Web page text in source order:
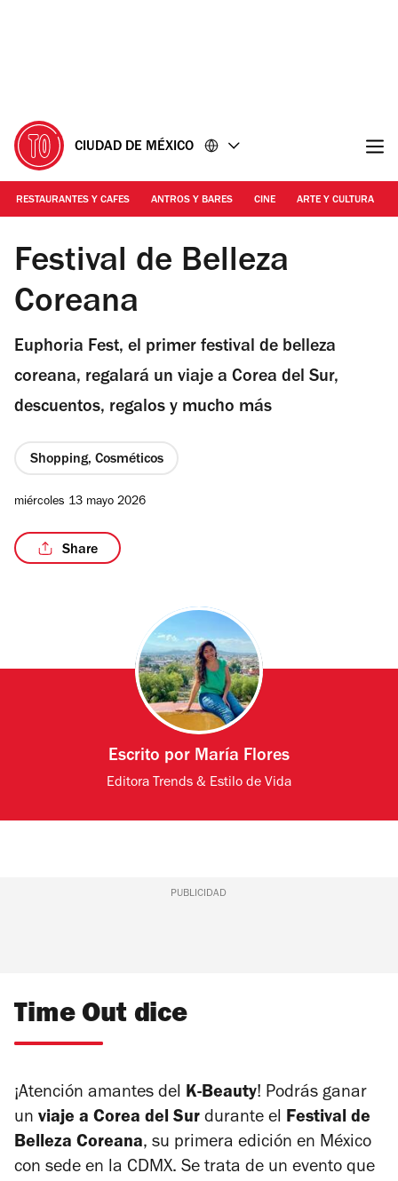
CIUDAD DE MÉXICO
RESTAURANTES Y CAFES ANTROS Y BARES CINE ARTE Y CULTURA
Foto: Cortesía
Festival de Belleza
Coreana
Euphoria Fest, el primer festival de belleza
coreana, regalará un viaje a Corea del Sur,
descuentos, regalos y mucho más
Shopping, Cosméticos
miércoles 13 mayo 2026
Share
Escrito por María Flores
Editora Trends & Estilo de Vida
PUBLICIDAD
Time Out dice
¡Atención amantes del K-Beauty! Podrás ganar
un viaje a Corea del Sur durante el Festival de
Belleza Coreana, su primera edición en México
con sede en la CDMX. Se trata de un evento que